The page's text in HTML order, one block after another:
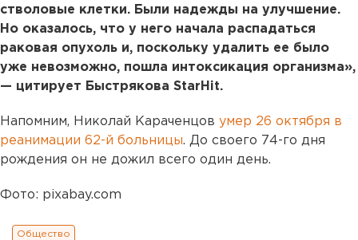
стволовые клетки. Были надежды на улучшение.
Но оказалось, что у него начала распадаться
раковая опухоль и, поскольку удалить ее было
уже невозможно, пошла интоксикация организма»,
— цитирует Быстрякова StarHit.
Напомним, Николай Караченцов умер 26 октября в
реанимации 62-й больницы. До своего 74-го дня
рождения он не дожил всего один день.
Фото: pixabay.com
Общество